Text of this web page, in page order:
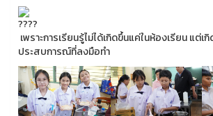
เพราะการเรียนรู้ไม่ได้เกิดขึ้นแค่ในห้องเรียน แต่เ
ประสบการณ์ที่ลงมือทำ